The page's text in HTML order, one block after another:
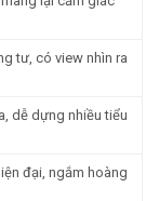
tư, có view nhìn ra
dễ dựng nhiều tiểu
đại, ngắm hoàng